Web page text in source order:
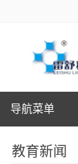
导航菜单
教育新闻